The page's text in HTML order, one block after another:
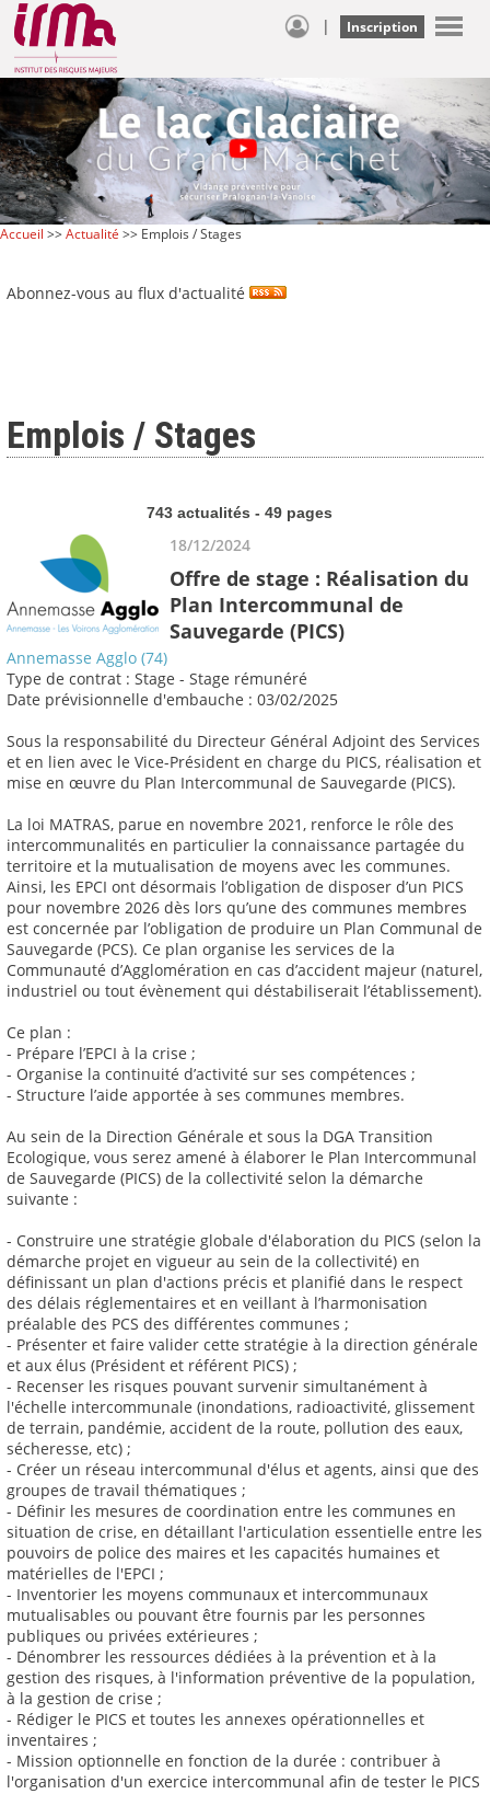
| Inscription
Accueil >>Actualité >> Emplois / Stages
Abonnez-vous au flux d'actualité
Emplois / Stages
743 actualités - 49 pages
18/12/2024
Offre de stage : Réalisation du
Plan Intercommunal de
Sauvegarde (PICS)
Annemasse Agglo (74)
Type de contrat : Stage - Stage rémunéré
Date prévisionnelle d'embauche : 03/02/2025
Sous la responsabilité du Directeur Général Adjoint des Services
et en lien avec le Vice-Président en charge du PICS, réalisation et
mise en œuvre du Plan Intercommunal de Sauvegarde (PICS).
La loi MATRAS, parue en novembre 2021, renforce le rôle des
intercommunalités en particulier la connaissance partagée du
territoire et la mutualisation de moyens avec les communes.
Ainsi, les EPCI ont désormais l’obligation de disposer d’un PICS
pour novembre 2026 dès lors qu’une des communes membres
est concernée par l’obligation de produire un Plan Communal de
Sauvegarde (PCS). Ce plan organise les services de la
Communauté d’Agglomération en cas d’accident majeur (naturel,
industriel ou tout évènement qui déstabiliserait l’établissement).
Ce plan :
- Prépare l’EPCI à la crise ;
- Organise la continuité d’activité sur ses compétences ;
- Structure l’aide apportée à ses communes membres.
Au sein de la Direction Générale et sous la DGA Transition
Ecologique, vous serez amené à élaborer le Plan Intercommunal
de Sauvegarde (PICS) de la collectivité selon la démarche
suivante :
- Construire une stratégie globale d'élaboration du PICS (selon la
démarche projet en vigueur au sein de la collectivité) en
définissant un plan d'actions précis et planifié dans le respect
des délais réglementaires et en veillant à l’harmonisation
préalable des PCS des différentes communes ;
- Présenter et faire valider cette stratégie à la direction générale
et aux élus (Président et référent PICS) ;
- Recenser les risques pouvant survenir simultanément à
l'échelle intercommunale (inondations, radioactivité, glissement
de terrain, pandémie, accident de la route, pollution des eaux,
sécheresse, etc) ;
- Créer un réseau intercommunal d'élus et agents, ainsi que des
groupes de travail thématiques ;
- Définir les mesures de coordination entre les communes en
situation de crise, en détaillant l'articulation essentielle entre les
pouvoirs de police des maires et les capacités humaines et
matérielles de l'EPCI ;
- Inventorier les moyens communaux et intercommunaux
mutualisables ou pouvant être fournis par les personnes
publiques ou privées extérieures ;
- Dénombrer les ressources dédiées à la prévention et à la
gestion des risques, à l'information préventive de la population,
à la gestion de crise ;
- Rédiger le PICS et toutes les annexes opérationnelles et
inventaires ;
- Mission optionnelle en fonction de la durée : contribuer à
l'organisation d'un exercice intercommunal afin de tester le PICS